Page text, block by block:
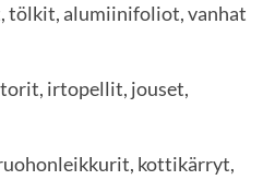
tölkit, alumiinifoliot, vanhat
irtopellit, jouset,
kottikärryt,